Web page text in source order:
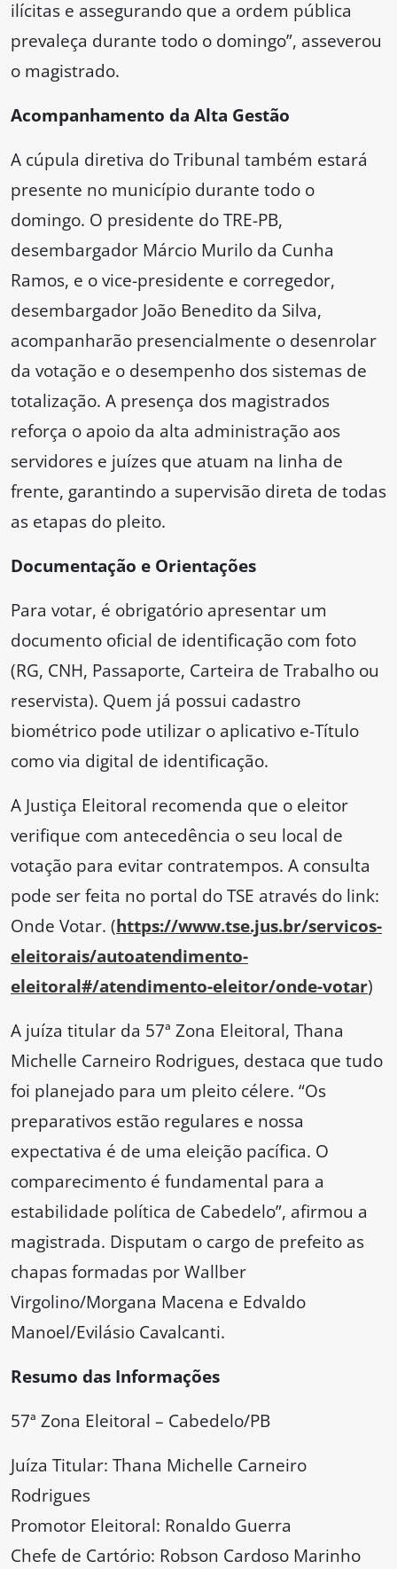
ilícitas e assegurando que a ordem pública
prevaleça durante todo o domingo”, asseverou
o magistrado.
Acompanhamento da Alta Gestão
A cúpula diretiva do Tribunal também estará
presente no município durante todo o
domingo. O presidente do TRE-PB,
desembargador Márcio Murilo da Cunha
Ramos, e o vice-presidente e corregedor,
desembargador João Benedito da Silva,
acompanharão presencialmente o desenrolar
da votação e o desempenho dos sistemas de
totalização. A presença dos magistrados
reforça o apoio da alta administração aos
servidores e juízes que atuam na linha de
frente, garantindo a supervisão direta de todas
as etapas do pleito.
Documentação e Orientações
Para votar, é obrigatório apresentar um
documento oficial de identificação com foto
(RG, CNH, Passaporte, Carteira de Trabalho ou
reservista). Quem já possui cadastro
biométrico pode utilizar o aplicativo e-Título
como via digital de identificação.
A Justiça Eleitoral recomenda que o eleitor
verifique com antecedência o seu local de
votação para evitar contratempos. A consulta
pode ser feita no portal do TSE através do link:
Onde Votar. (https://www.tse.jus.br/servicos-
eleitorais/autoatendimento-
eleitoral#/atendimento-eleitor/onde-votar)
A juíza titular da 57ª Zona Eleitoral, Thana
Michelle Carneiro Rodrigues, destaca que tudo
foi planejado para um pleito célere. “Os
preparativos estão regulares e nossa
expectativa é de uma eleição pacífica. O
comparecimento é fundamental para a
estabilidade política de Cabedelo”, afirmou a
magistrada. Disputam o cargo de prefeito as
chapas formadas por Wallber
Virgolino/Morgana Macena e Edvaldo
Manoel/Evilásio Cavalcanti.
Resumo das Informações
57ª Zona Eleitoral – Cabedelo/PB
Juíza Titular: Thana Michelle Carneiro
Rodrigues
Promotor Eleitoral: Ronaldo Guerra
Chefe de Cartório: Robson Cardoso Marinho